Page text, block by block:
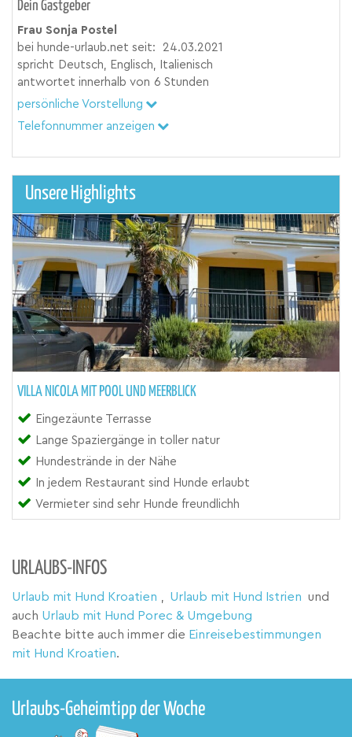
Dein Gastgeber
Frau Sonja Postel
bei hunde-urlaub.net seit:
24.03.2021
spricht Deutsch, Englisch, Italienisch
antwortet innerhalb von 6 Stunden
persönliche Vorstellung
Telefonnummer anzeigen
Unsere Highlights
VILLA NICOLA MIT POOL UND MEERBLICK
Eingezäunte Terrasse
Lange Spaziergänge in toller natur
Hundestrände in der Nähe
In jedem Restaurant sind Hunde erlaubt
Vermieter sind sehr Hunde freundlichh
URLAUBS-INFOS
Urlaub mit Hund Kroatien , Urlaub mit Hund Istrien und
auch Urlaub mit Hund Porec & Umgebung
Beachte bitte auch immer die Einreisebestimmungen
mit Hund Kroatien.
Urlaubs-Geheimtipp der Woche